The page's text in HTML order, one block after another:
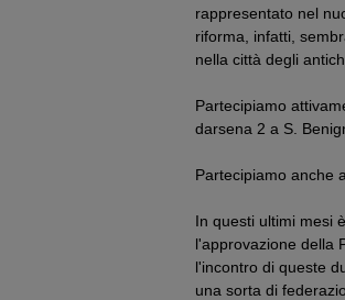
rappresentato nel
riforma, infatti,
nella città degli
Partecipiamo
darsena 2 a S.
Partecipiamo anche
In questi ultimi mesi
l'approvazione della
l'incontro di queste
una sorta di